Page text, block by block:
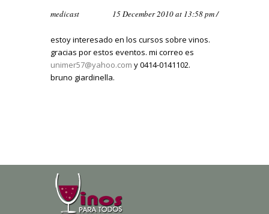
medicast 15 December 2010 at 13:58 pm /
estoy interesado en los cursos sobre vinos.
gracias por estos eventos. mi correo es
unimer57@yahoo.com y 0414-0141102.
bruno giardinella.